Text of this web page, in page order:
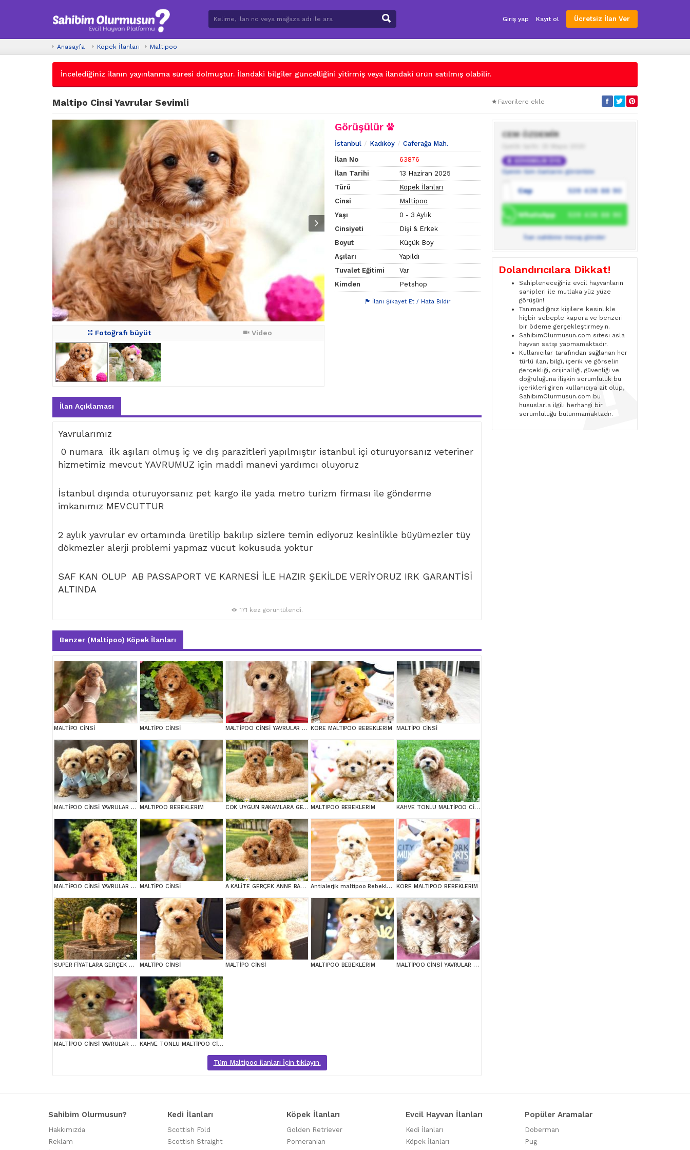
Giriş yap Kayıt ol Ücretsiz İlan Ver
Anasayfa Köpek İlanları Maltipoo
İncelediğiniz ilanın yayınlanma süresi dolmuştur. İlandaki bilgiler güncelliğini yitirmiş veya ilandaki ürün satılmış olabilir.
Maltipo Cinsi Yavrular Sevimli Favorilere ekle
Fotoğrafı büyüt Video
Görüşülür
İstanbul Kadıköy Caferağa Mah.
İlan No
63876
İlan Tarihi
13 Haziran 2025
Türü
Köpek İlanları
Cinsi
Maltipoo
Yaşı
0 - 3 Aylık
Cinsiyeti
Dişi & Erkek
Boyut
Küçük Boy
Aşıları
Yapıldı
Tuvalet Eğitimi
Var
Kimden
Petshop
İlanı Şikayet Et / Hata Bildir
İlan Açıklaması
Yavrularımız
0 numara ilk aşıları olmuş iç ve dış parazitleri yapılmıştır istanbul içi oturuyorsanız veteriner
hizmetimiz mevcut YAVRUMUZ için maddi manevi yardımcı oluyoruz
İstanbul dışında oturuyorsanız pet kargo ile yada metro turizm firması ile gönderme
imkanımız MEVCUTTUR
2 aylık yavrular ev ortamında üretilip bakılıp sizlere temin ediyoruz kesinlikle büyümezler tüy
dökmezler alerji problemi yapmaz vücut kokusuda yoktur
SAF KAN OLUP AB PASSAPORT VE KARNESİ İLE HAZIR ŞEKİLDE VERİYORUZ IRK GARANTİSİ
ALTINDA
171 kez görüntülendi.
Benzer (Maltipoo) Köpek İlanları
MALTİPO CİNSİ MALTİPO CİNSİ MALTİPOO CİNSİ YAVRULAR EV ÜRETİMİ KORE MALTIPOO BEBEKLERIM MALTİPO CİNSİ
MALTİPOO CİNSİ YAVRULAR EV ÜRETİMİ MALTIPOO BEBEKLERIM COK UYGUN RAKAMLARA GERÇEK MALTİPOO YAVRULAR MALTIPOO BEBEKLERIM KAHVE TONLU MALTİPOO CİNSİ YAVRULAR
MALTİPOO CİNSİ YAVRULAR EV ÜRETİMİ MALTİPO CİNSİ A KALİTE GERÇEK ANNE BABA MALTİPOO YAVRULAR Antialerjik maltipoo Bebeklerim KORE MALTIPOO BEBEKLERIM
SUPER FİYATLARA GERÇEK MALTİPOO YAVRULAR MALTİPO CİNSİ MALTİPO CİNSİ MALTIPOO BEBEKLERIM MALTİPOO CİNSİ YAVRULAR EV ÜRETİMİ
MALTİPOO CİNSİ YAVRULAR EV ÜRETİMİ KAHVE TONLU MALTİPOO CİNSİ YAVRULAR
Tüm Maltipoo ilanları İçin tıklayın.
CEM ÖZDEMİR
GÜVENİLİR ÜYE
Üyenin tüm ilanlarını görüntüle
Cep 539 436 88 90
WhatsApp 539 436 88 90
İlan sahibine mesaj gönder
Dolandırıcılara Dikkat!
Sahipleneceğiniz evcil hayvanların
sahipleri ile mutlaka yüz yüze
görüşün!
Tanımadığınız kişilere kesinlikle
hiçbir sebeple kapora ve benzeri
bir ödeme gerçekleştirmeyin.
SahibimOlurmusun.com sitesi asla
hayvan satışı yapmamaktadır.
Kullanıcılar tarafından sağlanan her
türlü ilan, bilgi, içerik ve görselin
gerçekliği, orijinalliği, güvenliği ve
doğruluğuna ilişkin sorumluluk bu
içerikleri giren kullanıcıya ait olup,
SahibimOlurmusun.com bu
hususlarla ilgili herhangi bir
sorumluluğu bulunmamaktadır.
Sahibim Olurmusun?
Hakkımızda
Reklam
Kedi İlanları
Scottish Fold
Scottish Straight
Köpek İlanları
Golden Retriever
Pomeranian
Evcil Hayvan İlanları
Kedi İlanları
Köpek İlanları
Popüler Aramalar
Doberman
Pug